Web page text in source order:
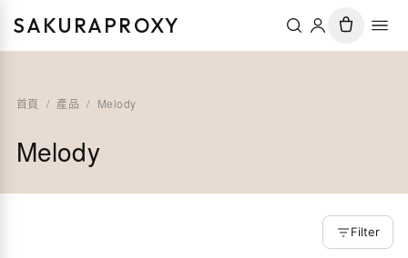
SAKURAPROXY
首頁 / 產品 / Melody
Melody
Filter